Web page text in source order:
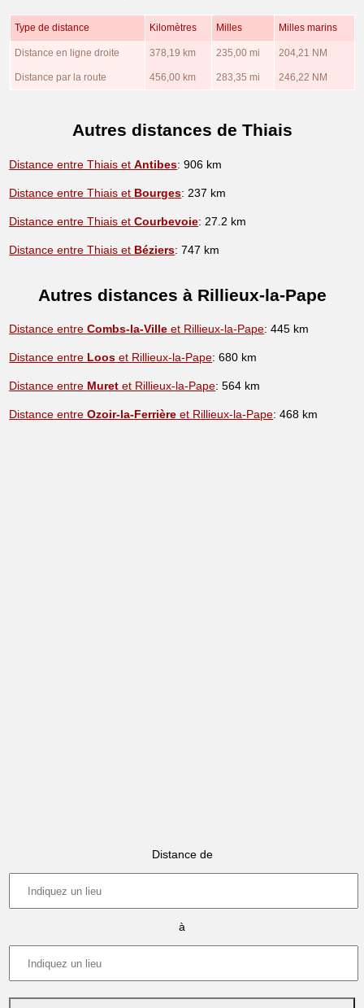
Type de distance Kilomètres Milles Milles marins
Distance en ligne droite 378,19 km 235,00 mi 204,21 NM
Distance par la route 456,00 km 283,35 mi 246,22 NM
Autres distances de Thiais
Distance entre Thiais etAntibes: 906 km
Distance entre Thiais et Bourges: 237 km
Distance entre Thiais etCourbevoie: 27.2 km
Distance entre Thiais et Béziers: 747 km
Autres distances à Rillieux-la-Pape
Distance entreCombs-la-Ville et Rillieux-la-Pape: 445 km
Distance entre Loos et Rillieux-la-Pape: 680 km
Distance entre Muret et Rillieux-la-Pape: 564 km
Distance entreOzoir-la-Ferrière et Rillieux-la-Pape: 468 km
Distance de
à